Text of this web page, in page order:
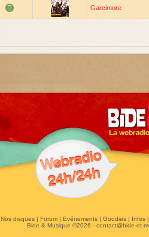
Garcimore
Nos disques| Forum| Evénements| Goodies| Infos
Bide & Musique ©2026 - contact@bide-et-